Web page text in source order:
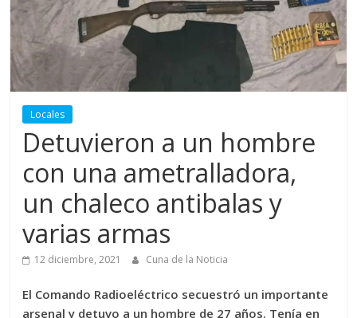
Locales
Detuvieron a un hombre
con una ametralladora,
un chaleco antibalas y
varias armas
12 diciembre, 2021 Cuna de la Noticia
El Comando Radioeléctrico secuestró un importante
arsenal y detuvo a un hombre de 27 años. Tenía en